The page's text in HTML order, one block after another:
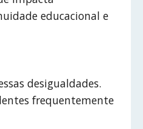
educacional e
desigualdades.
frequentemente